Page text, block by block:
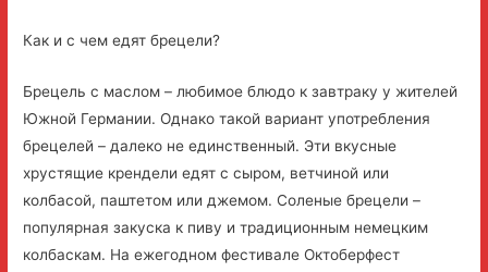
Как и с чем едят брецели?
Брецель с маслом – любимое блюдо к завтраку у жителей
Южной Германии. Однако такой вариант употребления
брецелей – далеко не единственный. Эти вкусные
хрустящие крендели едят с сыром, ветчиной или
колбасой, паштетом или джемом. Соленые брецели –
популярная закуска к пиву и традиционным немецким
колбаскам. На ежегодном фестивале Октоберфест